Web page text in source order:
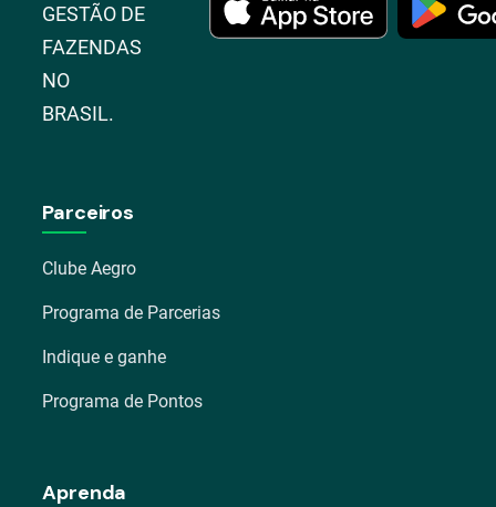
GESTÃO DE
FAZENDAS
NO
BRASIL.
Parceiros
Clube Aegro
Programa de Parcerias
Indique e ganhe
Programa de Pontos
Aprenda